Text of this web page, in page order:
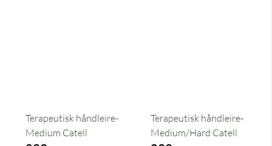
Terapeutisk håndleire-
Medium Catell
Terapeutisk håndleire-
Medium/Hard Catell